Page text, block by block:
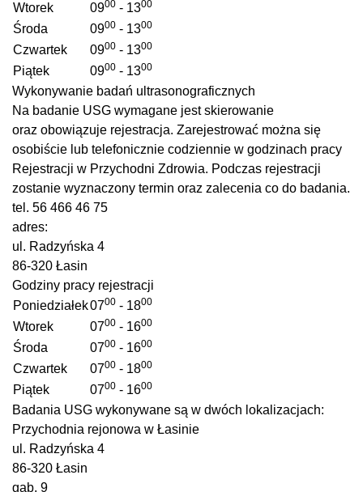
Wtorek 0900 - 1300
Środa 0900 - 1300
Czwartek 0900 - 1300
Piątek 0900 - 1300
Wykonywanie badań ultrasonograficznych
Na badanie USG wymagane jest skierowanie
oraz obowiązuje rejestracja. Zarejestrować można się
osobiście lub telefonicznie codziennie w godzinach pracy
Rejestracji w Przychodni Zdrowia. Podczas rejestracji
zostanie wyznaczony termin oraz zalecenia co do badania.
tel. 56 466 46 75
adres:
ul. Radzyńska 4
86-320 Łasin
Godziny pracy rejestracji
Poniedziałek0700 - 1800
Wtorek 0700 - 1600
Środa 0700 - 1600
Czwartek 0700 - 1800
Piątek 0700 - 1600
Badania USG wykonywane są w dwóch lokalizacjach:
Przychodnia rejonowa w Łasinie
ul. Radzyńska 4
86-320 Łasin
gab. 9